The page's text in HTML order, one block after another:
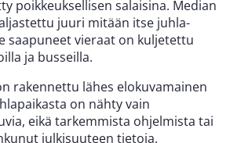
poikkeuksellisen salaisina. Median
juuri mitään itse juhla-
saapuneet vieraat on kuljetettu
ja busseilla.
rakennettu lähes elokuvamainen
on nähty vain
eikä tarkemmista ohjelmista tai
julkisuuteen tietoja.